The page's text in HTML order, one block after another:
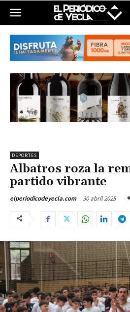
DEPORTES
Albatros roza la
partido vibrante
elperiodicodeyecla.com 30 abril 2025